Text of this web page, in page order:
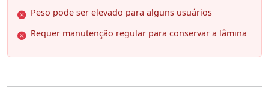
Peso pode ser elevado para alguns usuários
Requer manutenção regular para conservar a lâmina